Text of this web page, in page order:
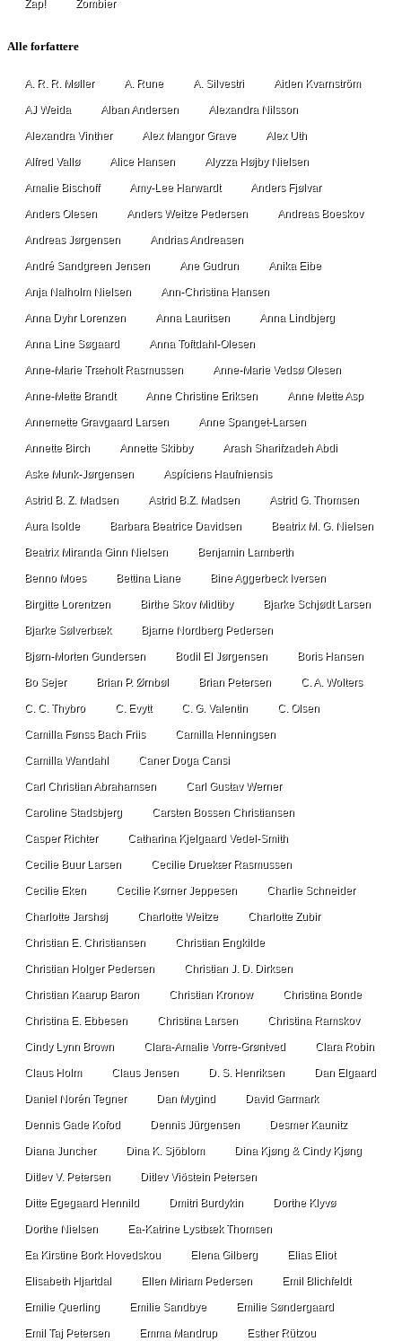
Zap! Zombier
Alle forfattere
A. R. R. Møller A. Rune A. Silvestri Aiden Kvarnström
AJ Weida Alban Andersen Alexandra Nilsson
Alexandra Vinther Alex Mangor Grave Alex Uth
Alfred Vallø Alice Hansen Alyzza Højby Nielsen
Amalie Bischoff Amy-Lee Harwardt Anders Fjølvar
Anders Olesen Anders Weitze Pedersen Andreas Boeskov
Andreas Jørgensen Andrias Andreasen
André Sandgreen Jensen Ane Gudrun Anika Eibe
Anja Nalholm Nielsen Ann-Christina Hansen
Anna Dyhr Lorenzen Anna Lauritsen Anna Lindbjerg
Anna Line Søgaard Anna Toftdahl-Olesen
Anne-Marie Træholt Rasmussen Anne-Marie Vedsø Olesen
Anne-Mette Brandt Anne Christine Eriksen Anne Mette Asp
Annemette Gravgaard Larsen Anne Spanget-Larsen
Annette Birch Annette Skibby Arash Sharifzadeh Abdi
Aske Munk-Jørgensen Aspíciens Haufniensis
Astrid B. Z. Madsen Astrid B.Z. Madsen Astrid G. Thomsen
Aura Isolde Barbara Beatrice Davidsen Beatrix M. G. Nielsen
Beatrix Miranda Ginn Nielsen Benjamin Lamberth
Benno Moes Bettina Liane Bine Aggerbeck Iversen
Birgitte Lorentzen Birthe Skov Midtiby Bjarke Schjødt Larsen
Bjarke Sølverbæk Bjarne Nordberg Pedersen
Bjørn-Morten Gundersen Bodil El Jørgensen Boris Hansen
Bo Sejer Brian P. Ørnbøl Brian Petersen C. A. Wolters
C. C. Thybro C. Evytt C. G. Valentin C. Olsen
Camilla Fønss Bach Friis Camilla Henningsen
Camilla Wandahl Caner Doga Cansi
Carl Christian Abrahamsen Carl Gustav Werner
Caroline Stadsbjerg Carsten Bossen Christiansen
Casper Richter Catharina Kjelgaard Vedel-Smith
Cecilie Buur Larsen Cecilie Druekær Rasmussen
Cecilie Eken Cecilie Kørner Jeppesen Charlie Schneider
Charlotte Jarshøj Charlotte Weitze Charlotte Zubir
Christian E. Christiansen Christian Engkilde
Christian Holger Pedersen Christian J. D. Dirksen
Christian Kaarup Baron Christian Kronow Christina Bonde
Christina E. Ebbesen Christina Larsen Christina Ramskov
Cindy Lynn Brown Clara-Amalie Vorre-Grøntved Clara Robin
Claus Holm Claus Jensen D. S. Henriksen Dan Elgaard
Daniel Norén Tegner Dan Mygind David Garmark
Dennis Gade Kofod Dennis Jürgensen Desmer Kaunitz
Diana Juncher Dina K. Sjöblom Dina Kjøng & Cindy Kjøng
Ditlev V. Petersen Ditlev Viðstein Petersen
Ditte Egegaard Hennild Dmitri Burdykin Dorthe Klyvø
Dorthe Nielsen Ea-Katrine Lystbæk Thomsen
Ea Kirstine Bork Hovedskou Elena Gilberg Elias Eliot
Elisabeth Hjartdal Ellen Miriam Pedersen Emil Blichfeldt
Emilie Querling Emilie Sandbye Emilie Søndergaard
Emil Taj Petersen Emma Mandrup Esther Rützou